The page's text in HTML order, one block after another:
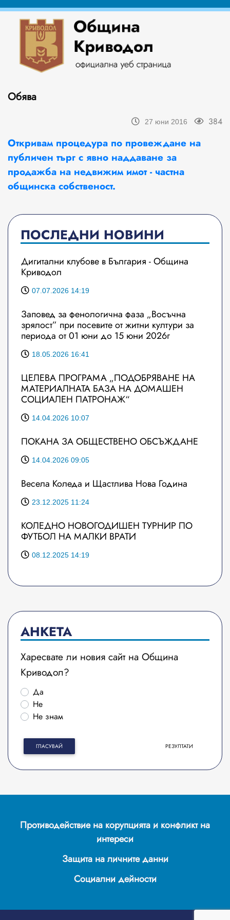
Обява
27 юни 2016 384
Откривам процедура по провеждане на
публичен търг с явно наддаване за
продажба на недвижим имот - частна
общинска собственост.
ПОСЛЕДНИ НОВИНИ
Дигитални клубове в България - Община
Криводол
07.07.2026 14:19
Заповед за фенологична фаза „Восъчна
зрялост” при посевите от житни култури за
периода от 01 юни до 15 юни 2026г
18.05.2026 16:41
ЦЕЛЕВА ПРОГРАМА „ПОДОБРЯВАНЕ НА
МАТЕРИАЛНАТА БАЗА НА ДОМАШЕН
СОЦИАЛЕН ПАТРОНАЖ“
14.04.2026 10:07
ПОКАНА ЗА ОБЩЕСТВЕНО ОБСЪЖДАНЕ
14.04.2026 09:05
Весела Коледа и Щастлива Нова Година
23.12.2025 11:24
КОЛЕДНО НОВОГОДИШЕН ТУРНИР ПО
ФУТБОЛ НА МАЛКИ ВРАТИ
08.12.2025 14:19
АНКЕТА
Харесвате ли новия сайт на Община
Криводол?
Да
Не
Не знам
ГЛАСУВАЙ РЕЗУЛТАТИ
Противодействие на корупцията и конфликт на
интереси
Защита на личните данни
Социални дейности